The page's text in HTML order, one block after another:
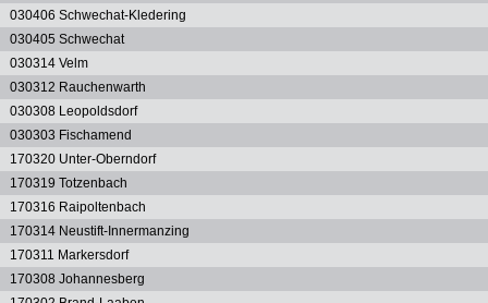
030406 Schwechat-Kledering
030405 Schwechat
030314 Velm
030312 Rauchenwarth
030308 Leopoldsdorf
030303 Fischamend
170320 Unter-Oberndorf
170319 Totzenbach
170316 Raipoltenbach
170314 Neustift-Innermanzing
170311 Markersdorf
170308 Johannesberg